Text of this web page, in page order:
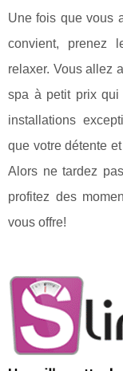
Une fois que vous
convient, prenez
relaxer. Vous allez
spa à petit prix qui
installations
que votre détente
Alors ne tardez
profitez des
vous offre!